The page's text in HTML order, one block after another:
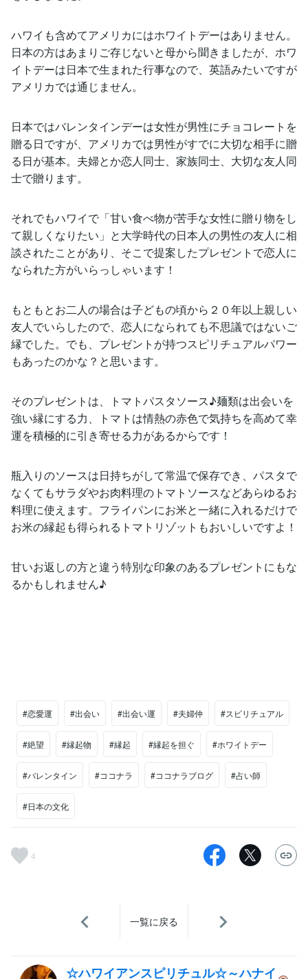
ハワイも含めてアメリカにはホワイトデーはありません。
日本の方はあまりご存じないと母から聞きましたが、ホワ
イトデーは日本で生まれた行事なので、英語みたいですが
アメリカでは通じません。
日本ではバレンタインデーは女性が男性にチョコレートを
贈る日ですが、アメリカでは男性がすでに大切な相手に贈
る日が基本。夫婦とか恋人同士、家族同士、大切な友人同
士で贈ります。
それでもハワイで「甘い食べ物が苦手な女性に贈り物をし
て親しくなりたい」と大学時代の日本人の男性の友人に相
談されたことがあり、そこで提案したプレゼントで恋人に
なられた方がいらっしゃいます！
もともとお二人の場合は子どもの頃から２０年以上親しい
友人でいらしたので、恋人になられても不思議ではないご
縁でした。でも、プレゼントが持つスピリチュアルパワー
もあったのかな？と思います。
そのプレゼントは、トマトパスタソース♪麺類は出会いを
強い縁にする力、トマトは情熱の赤色で気持ちを高めて幸
運を積極的に引き寄せる力があるからです！
瓶入りのソースは日持ちがして常温で保存でき、パスタで
なくてもサラダやお肉料理のトマトソースなどあらゆるお
料理に使えます。フライパンにお米と一緒に入れるだけで
お米の縁起も得られるトマトリゾットもおいしいですよ！
甘いお返しの方と違う特別な印象のあるプレゼントにもな
るかもしれません♪
#恋愛運 #出会い #出会い運 #夫婦仲 #スピリチュアル
#絶望 #縁起物 #縁起 #縁起を担ぐ #ホワイトデー
#バレンタイン #ココナラ #ココナラブログ #占い師
#日本の文化
4
一覧に戻る
☆ハワイアンスピリチュル☆～ハナイ